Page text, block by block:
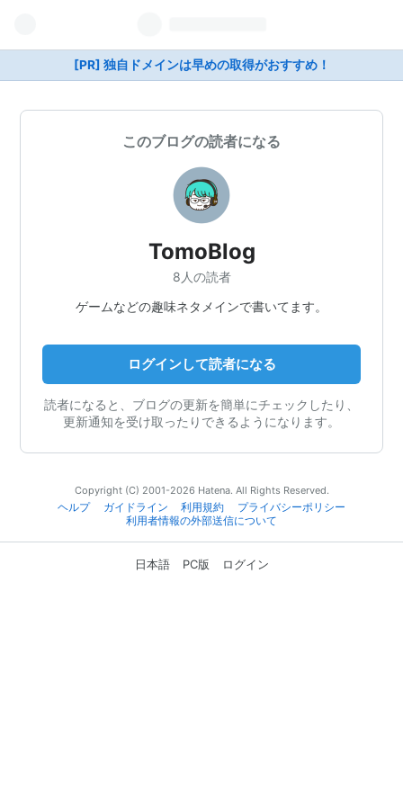
[PR] 独自ドメインは早めの取得がおすすめ！
このブログの読者になる
TomoBlog
8人の読者
ゲームなどの趣味ネタメインで書いてます。
ログインして読者になる
読者になると、ブログの更新を簡単にチェックしたり、
更新通知を受け取ったりできるようになります。
Copyright (C) 2001-2026 Hatena. All Rights Reserved.
ヘルプ
ガイドライン 利用規約
プライバシーポリシー
利用者情報の外部送信について
日本語 PC版 ログイン